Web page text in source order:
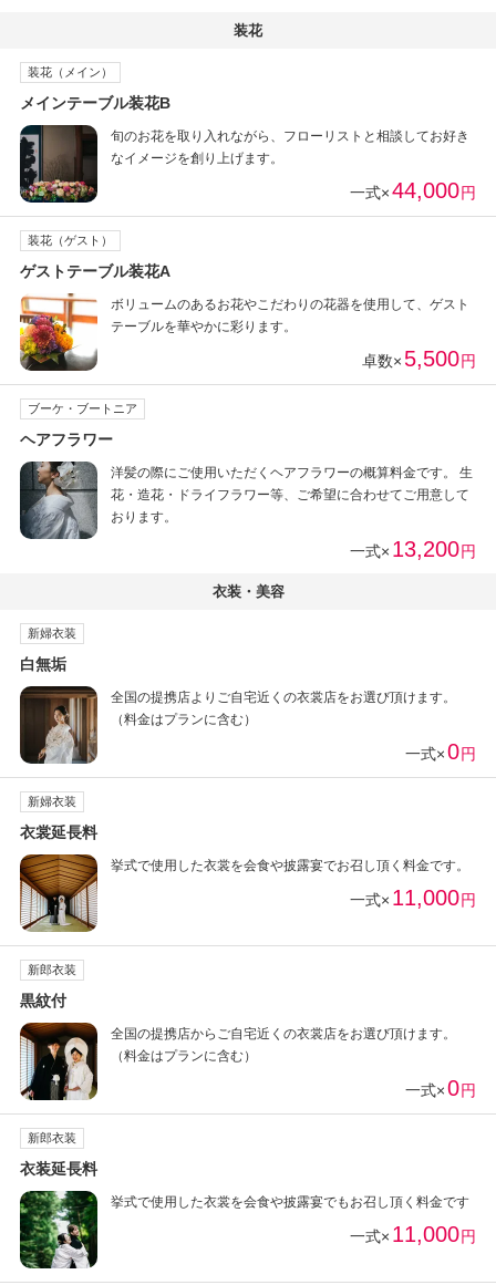
装花
装花（メイン）
メインテーブル装花B
旬のお花を取り入れながら、フローリストと相談してお好き
なイメージを創り上げます。
一式×44,000円
装花（ゲスト）
ゲストテーブル装花A
ボリュームのあるお花やこだわりの花器を使用して、ゲスト
テーブルを華やかに彩ります。
卓数× 5,500円
ブーケ・ブートニア
ヘアフラワー
洋髪の際にご使用いただくヘアフラワーの概算料金です。 生
花・造花・ドライフラワー等、ご希望に合わせてご用意して
おります。
一式× 13,200円
衣装・美容
新婦衣装
白無垢
全国の提携店よりご自宅近くの衣裳店をお選び頂けます。
（料金はプランに含む）
一式×0円
新婦衣装
衣裳延長料
挙式で使用した衣裳を会食や披露宴でお召し頂く料金です。
一式× 11,000円
新郎衣装
黒紋付
全国の提携店からご自宅近くの衣裳店をお選び頂けます。
（料金はプランに含む）
一式×0円
新郎衣装
衣装延長料
挙式で使用した衣裳を会食や披露宴でもお召し頂く料金です
一式× 11,000円